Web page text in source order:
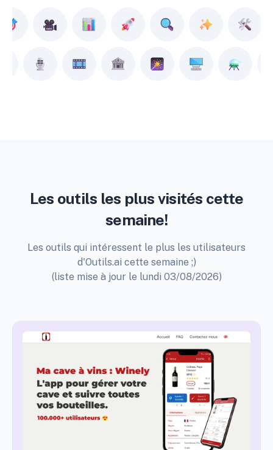
Les outils les plus visités cette
semaine!
Les outils qui intéressent le plus les utilisateurs
d'Outils.ai cette semaine ;)
(liste mise à jour le lundi 03/08/2026)